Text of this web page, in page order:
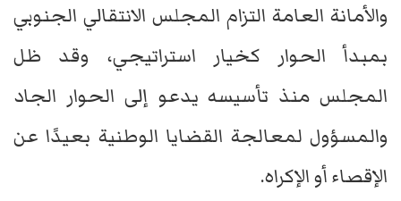
والأمانة العامة التزام المجلس الانتقالي الجنوبي
بمبدأ الحوار كخيار استراتيجي، وقد ظل
المجلس منذ تأسيسه يدعو إلى الحوار الجاد
والمسؤول لمعالجة القضايا الوطنية بعيدًا عن
الإقصاء أو الإكراه.